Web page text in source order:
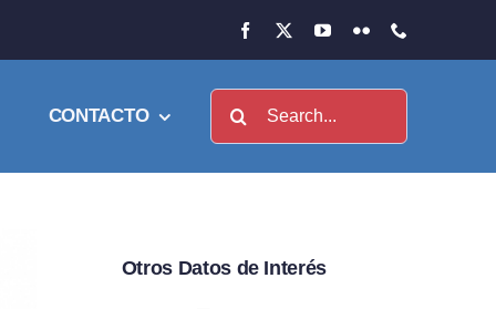
CONTACTO Buscar:
Otros Datos de Interés